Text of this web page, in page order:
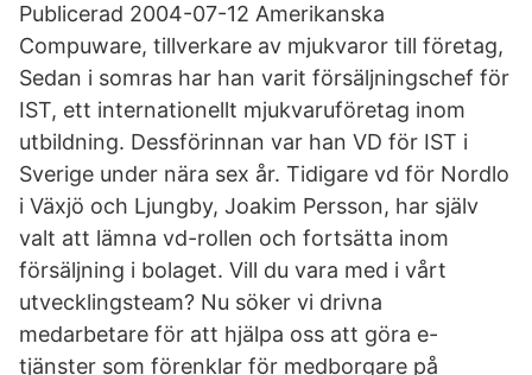
Publicerad 2004-07-12 Amerikanska
Compuware, tillverkare av mjukvaror till företag,
Sedan i somras har han varit försäljningschef för
IST, ett internationellt mjukvaruföretag inom
utbildning. Dessförinnan var han VD för IST i
Sverige under nära sex år. Tidigare vd för Nordlo
i Växjö och Ljungby, Joakim Persson, har själv
valt att lämna vd-rollen och fortsätta inom
försäljning i bolaget. Vill du vara med i vårt
utvecklingsteam? Nu söker vi drivna
medarbetare för att hjälpa oss att göra e-
tjänster som förenklar för medborgare på